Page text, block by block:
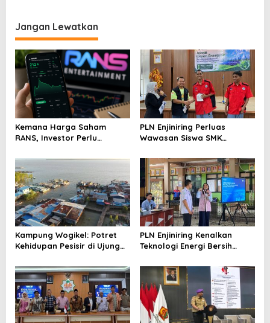
Jangan Lewatkan
Kemana Harga Saham
RANS, Investor Perlu
Menghindari Spekulasi
Berlebihan
PLN Enjiniring Perluas
Wawasan Siswa SMK
Perubahan Iklim
Kampung Wogikel: Potret
Kehidupan Pesisir di Ujung
Bertahan di Tengah
Keterbatasan
PLN Enjiniring Kenalkan
Teknologi Energi Bersih